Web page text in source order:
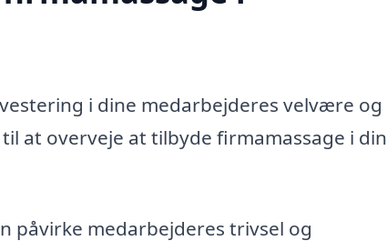
i dine medarbejderes velvære og
at overveje at tilbyde firmamassage i din
påvirke medarbejderes trivsel og